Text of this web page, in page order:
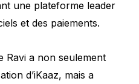
une plateforme leader
et des paiements.
Ravi a non seulement
d’iKaaz, mais a